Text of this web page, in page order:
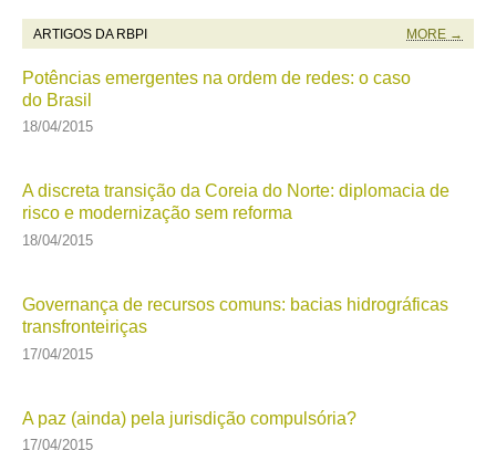
ARTIGOS DA RBPI MORE →
Potências emergentes na ordem de redes: o caso
do Brasil
18/04/2015
A discreta transição da Coreia do Norte: diplomacia de
risco e modernização sem reforma
18/04/2015
Governança de recursos comuns: bacias hidrográficas
transfronteiriças
17/04/2015
A paz (ainda) pela jurisdição compulsória?
17/04/2015